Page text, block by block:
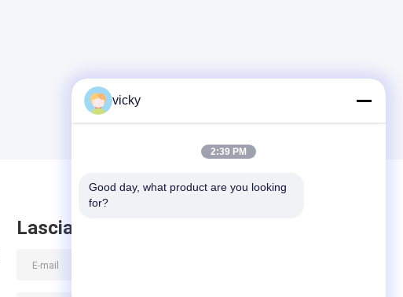
Lasciare messaggio
vicky
2:39 PM
Good day, what product are you looking
for?